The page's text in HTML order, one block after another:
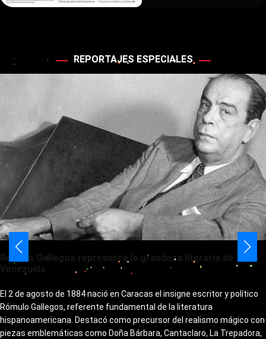
REPORTAJES ESPECIALES
Rómulo Gallegos representa la grandeza literaria de
El 2 de agosto de 1884 nació en Caracas el insigne escritor y político
Rómulo Gallegos, referente fundamental de la literatura
hispanoamericana. Destacó como precursor del realismo mágico con
piezas emblemáticas como Doña Bárbara, Cantaclaro, La Trepadora,